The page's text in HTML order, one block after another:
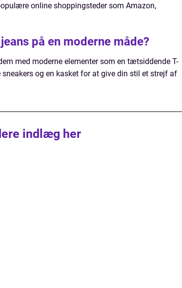
online shoppingsteder som Amazon,
på en moderne måde?
med moderne elementer som en tætsiddende T-
og en kasket for at give din stil et strejf af
indlæg her